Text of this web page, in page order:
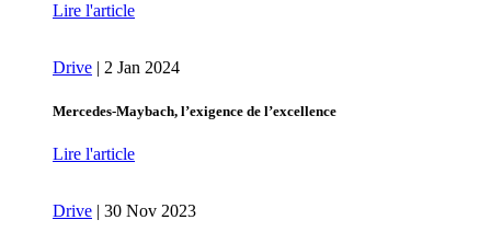
Lire l'article
Drive | 2 Jan 2024
Mercedes-Maybach, l’exigence de l’excellence
Lire l'article
Drive | 30 Nov 2023